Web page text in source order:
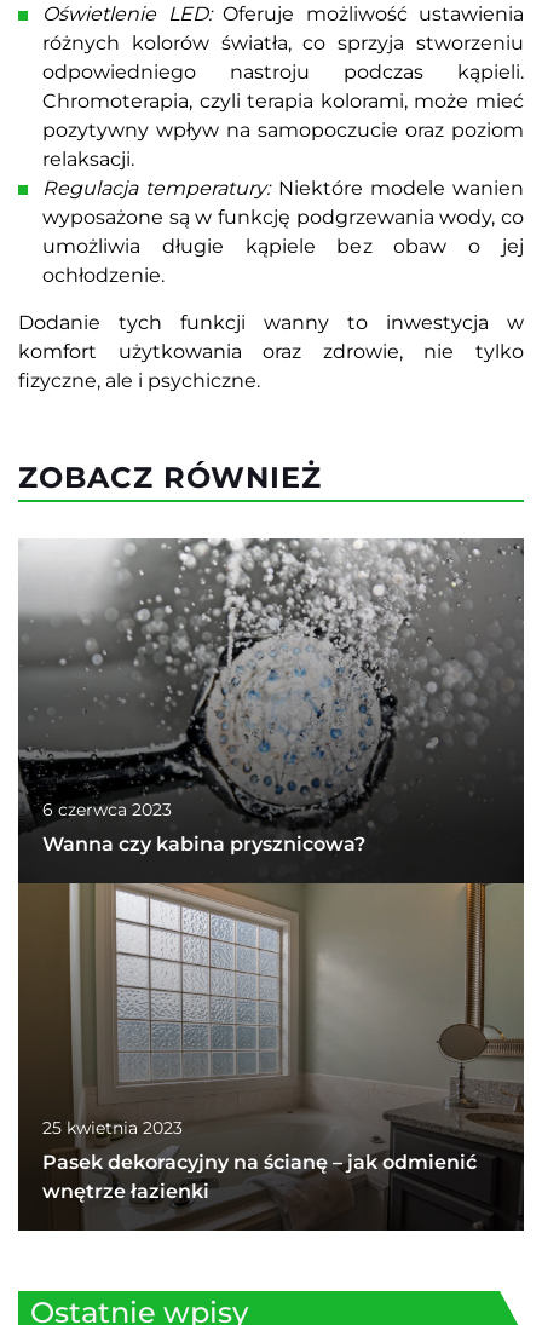
Oświetlenie LED:Oferuje możliwość ustawienia
różnych kolorów światła, co sprzyja stworzeniu
odpowiedniego nastroju podczas kąpieli.
Chromoterapia, czyli terapia kolorami, może mieć
pozytywny wpływ na samopoczucie oraz poziom
relaksacji.
Regulacja temperatury:Niektóre modele wanien
wyposażone są w funkcję podgrzewania wody, co
umożliwia długie kąpiele bez obaw o jej
ochłodzenie.
Dodanie tych funkcji wanny to inwestycja w
komfort użytkowania oraz zdrowie, nie tylko
fizyczne, ale i psychiczne.
ZOBACZ RÓWNIEŻ
6 czerwca 2023
Wanna czy kabina prysznicowa?
25 kwietnia 2023
Pasek dekoracyjny na ścianę – jak odmienić
wnętrze łazienki
Ostatnie wpisy